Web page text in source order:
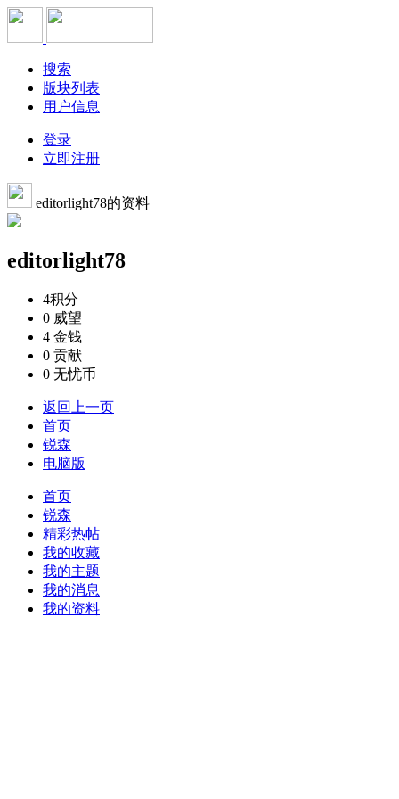
搜索
版块列表
用户信息
登录
立即注册
editorlight78的资料
editorlight78
4积分
0 威望
4 金钱
0 贡献
0 无忧币
返回上一页
首页
锐森
电脑版
首页
锐森
精彩热帖
我的收藏
我的主题
我的消息
我的资料